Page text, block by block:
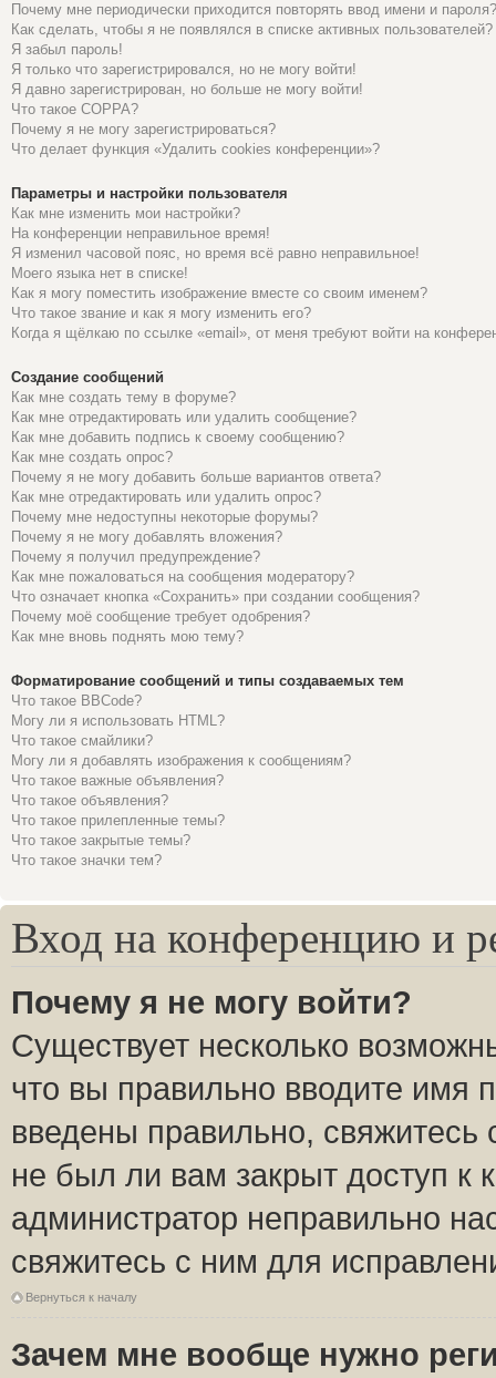
Почему мне периодически приходится повторять ввод имени и пароля?
Как сделать, чтобы я не появлялся в списке активных пользователей?
Я забыл пароль!
Я только что зарегистрировался, но не могу войти!
Я давно зарегистрирован, но больше не могу войти!
Что такое COPPA?
Почему я не могу зарегистрироваться?
Что делает функция «Удалить cookies конференции»?
Параметры и настройки пользователя
Как мне изменить мои настройки?
На конференции неправильное время!
Я изменил часовой пояс, но время всё равно неправильное!
Моего языка нет в списке!
Как я могу поместить изображение вместе со своим именем?
Что такое звание и как я могу изменить его?
Когда я щёлкаю по ссылке «email», от меня требуют войти на
Создание сообщений
Как мне создать тему в форуме?
Как мне отредактировать или удалить сообщение?
Как мне добавить подпись к своему сообщению?
Как мне создать опрос?
Почему я не могу добавить больше вариантов ответа?
Как мне отредактировать или удалить опрос?
Почему мне недоступны некоторые форумы?
Почему я не могу добавлять вложения?
Почему я получил предупреждение?
Как мне пожаловаться на сообщения модератору?
Что означает кнопка «Сохранить» при создании сообщения?
Почему моё сообщение требует одобрения?
Как мне вновь поднять мою тему?
Форматирование сообщений и типы создаваемых тем
Что такое BBCode?
Могу ли я использовать HTML?
Что такое смайлики?
Могу ли я добавлять изображения к сообщениям?
Что такое важные объявления?
Что такое объявления?
Что такое прилепленные темы?
Что такое закрытые темы?
Что такое значки тем?
Вход на конференцию и
Почему я не могу войти?
Существует несколько
что вы правильно вводите имя
введены правильно,
не был ли вам закрыт доступ к
администратор неправильно
свяжитесь с ним для
Вернуться к началу
Зачем мне вообще нужно